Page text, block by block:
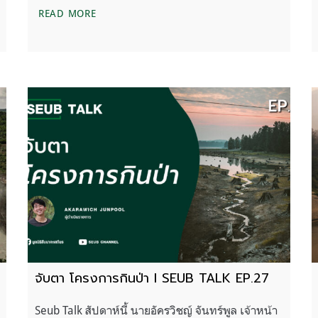
น้ำคลองมะเดื่อ
READ MOREสิตางศุ์ พิลัยหล้า – ปัญหาการจัดการน้ำต้องเริ่มแก้
จับตา โครงการกินป่า l SEUB TALK EP.27
Seub Talk สัปดาห์นี้ นายอัครวิชญ์ จันทร์พูล เจ้าหน้า